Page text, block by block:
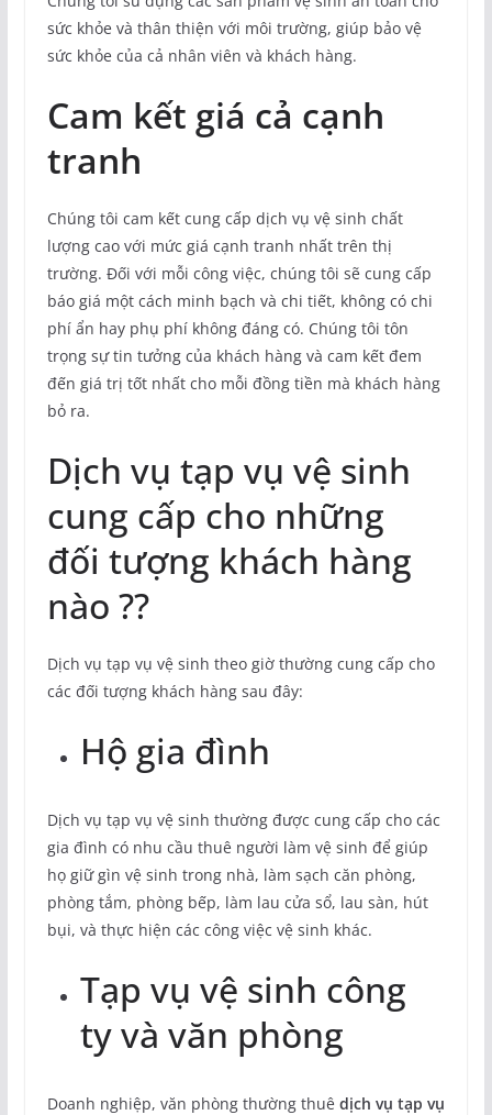
sức khỏe và thân thiện với môi trường, giúp bảo vệ
sức khỏe của cả nhân viên và khách hàng.
Cam kết giá cả cạnh
tranh
Chúng tôi cam kết cung cấp dịch vụ vệ sinh chất
lượng cao với mức giá cạnh tranh nhất trên thị
trường. Đối với mỗi công việc, chúng tôi sẽ cung cấp
báo giá một cách minh bạch và chi tiết, không có chi
phí ẩn hay phụ phí không đáng có. Chúng tôi tôn
trọng sự tin tưởng của khách hàng và cam kết đem
đến giá trị tốt nhất cho mỗi đồng tiền mà khách hàng
bỏ ra.
Dịch vụ tạp vụ vệ sinh
cung cấp cho những
đối tượng khách hàng
nào ??
Dịch vụ tạp vụ vệ sinh theo giờ thường cung cấp cho
các đối tượng khách hàng sau đây:
Hộ gia đình
Dịch vụ tạp vụ vệ sinh thường được cung cấp cho các
gia đình có nhu cầu thuê người làm vệ sinh để giúp
họ giữ gìn vệ sinh trong nhà, làm sạch căn phòng,
phòng tắm, phòng bếp, làm lau cửa sổ, lau sàn, hút
bụi, và thực hiện các công việc vệ sinh khác.
Tạp vụ vệ sinh công
ty và văn phòng
Doanh nghiệp, văn phòng thường thuê dịch vụ tạp vụ